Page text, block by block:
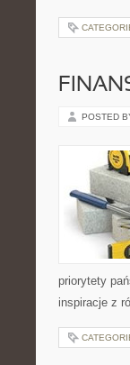
POSTED
priorytety
inspiracje z